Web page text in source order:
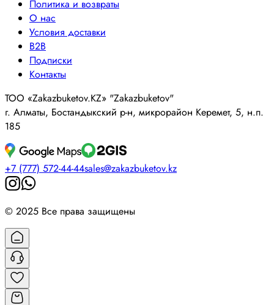
Политика и возвраты
О нас
Условия доставки
B2B
Подписки
Контакты
ТОО «Zakazbuketov.KZ» "Zakazbuketov"
г. Алматы, Бостандыкский р-н, микрорайон Керемет, 5, н.п.
185
+7 (777) 572-44-44sales@zakazbuketov.kz
© 2025 Все права защищены